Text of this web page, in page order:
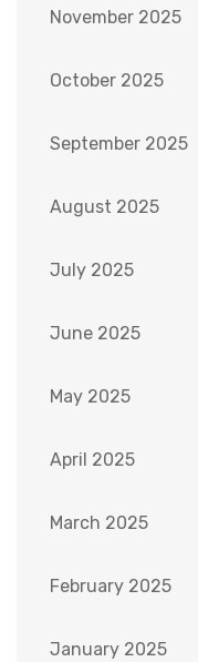
November 2025
October 2025
September 2025
August 2025
July 2025
June 2025
May 2025
April 2025
March 2025
February 2025
January 2025